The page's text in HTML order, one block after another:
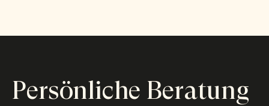
Persönliche Beratung